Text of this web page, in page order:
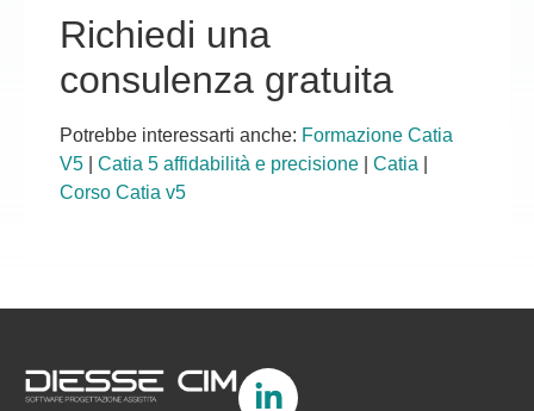
Richiedi una
consulenza gratuita
Potrebbe interessarti anche: Formazione Catia
V5
Catia 5 affidabilità e precisione Catia
Corso Catia v5